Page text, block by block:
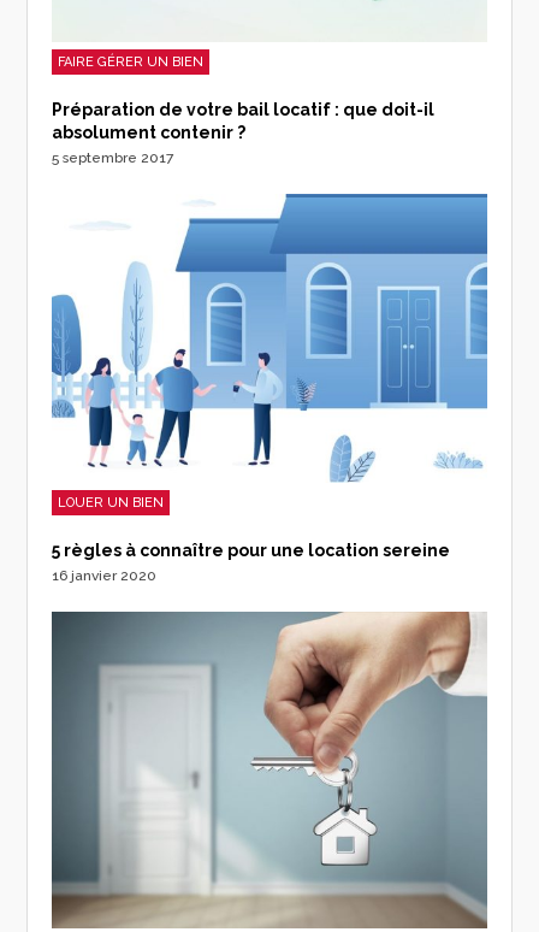
FAIRE GÉRER UN BIEN
Préparation de votre bail locatif : que doit-il
absolument contenir ?
5 septembre 2017
LOUER UN BIEN
5 règles à connaître pour une location sereine
16 janvier 2020